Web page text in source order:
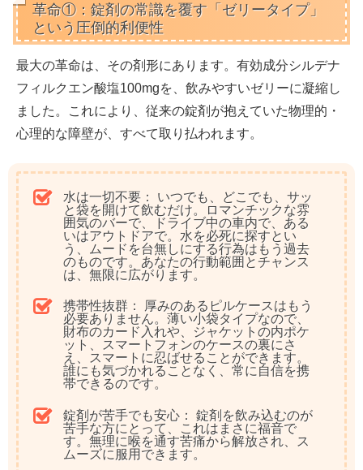
革命①：錠剤の常識を覆す「ゼリータイプ」
という圧倒的利便性
最大の革命は、その剤形にあります。有効成分シルデナ
フィルクエン酸塩100mgを、飲みやすいゼリーに凝縮し
ました。これにより、従来の錠剤が抱えていた物理的・
心理的な障壁が、すべて取り払われます。
水は一切不要：
いつでも、どこでも、サッ
と袋を開けて飲むだけ。ロマンチックな雰
囲気のバーで、ドライブ中の車内で、ある
いはアウトドアで。水を必死に探すとい
う、ムードを台無しにする行為はもう過去
のものです。 あなたの行動範囲とチャンス
は、無限に広がります。
携帯性抜群：
厚みのあるピルケースはもう
必要ありません。薄い小袋タイプなので、
財布のカード入れや、ジャケットの内ポケ
ット、スマートフォンのケースの裏にさ
え、スマートに忍ばせることができます。
誰にも気づかれることなく、常に自信を携
帯できるのです。
錠剤が苦手でも安心：
錠剤を飲み込むのが
苦手な方にとって、これはまさに福音で
す。無理に喉を通す苦痛から解放され、ス
ムーズに服用できます。